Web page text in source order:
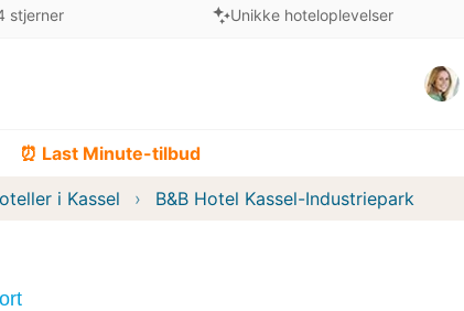
stjerner Unikke hoteloplevelser
⏰ Last Minute-tilbud
i Kassel B&B Hotel Kassel-Industriepark